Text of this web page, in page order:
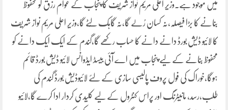
میں موجود ہے۔وزیر اعلی مریم نواز شریف کا پنجاب کے عوام رزق کو محفوظ
بنانے کا بڑا فیصلہ،نہ کسان رُلے گا،نہ گاہک لُٹے گا،وزیر اعلی مریم نواز شریف
کا لائیو ڈیش بورڈ دانے دانے کا حساب رکھے گا،گندم کے ایک ایک دانے کو
محفوظ بنانے کے لیے پنجاب میں اے آئی بیسڈ ایڈوانس لائیو ڈیش بورڈ قائم
ہوگا،خوراک کی فول پروف پالیسی سازی کے لئے لائیوڈیش بورڈ گندم کی
طلب،رسد، مانیٹرنگ اور پراس کنٹرول کے لیے کلیدی کردار ادا کرے گا،لائیو